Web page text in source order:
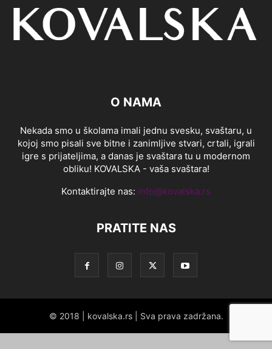
O NAMA
Nekada smo u školama imali jednu svesku, svaštaru, u
kojoj smo pisali sve bitne i zanimljive stvari, crtali, igrali
igre s prijateljima, a danas je svaštara tu u modernom
obliku! KOVALSKA - vaša svaštara!
Kontaktirajte nas: info@kovalska.rs
PRATITE NAS
© 2018 | kovalska.rs | Sva prava zadržana.